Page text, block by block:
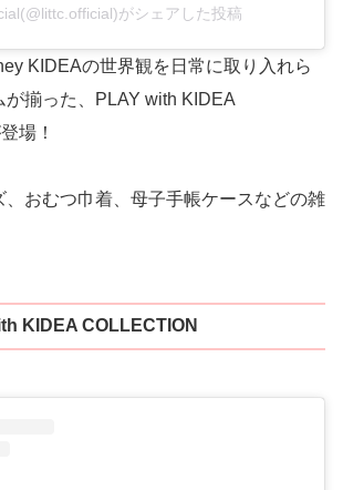
がシェアした投稿
KIDEAの世界観を日常に取り入れら
が揃った、PLAY with KIDEA
場！
、おむつ巾着、母子手帳ケースなどの雑
KIDEA COLLECTION